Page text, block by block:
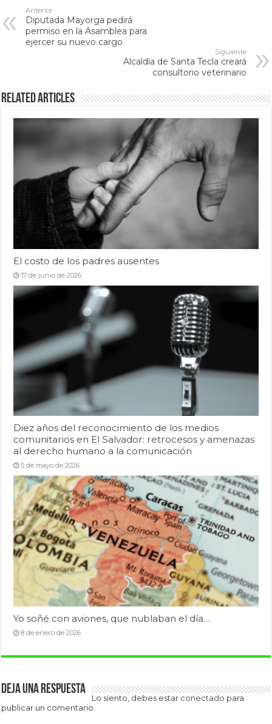
Anterior
Diputada Mayorga pedirá
permiso en la Asamblea para
ejercer su nuevo cargo
Siguiente
Alcaldía de Santa Tecla creará
consultorio veterinario
Related Articles
El costo de los padres ausentes
17 de junio de 2026
Diez años del reconocimiento de los medios
comunitarios en El Salvador: retrocesos y amenazas
al derecho humano a la comunicación
5 de mayo de 2026
Yo soñé con aviones, que nublaban el día…
8 de enero de 2026
Deja una respuesta
Lo siento, debes estar conectado para
publicar un comentario.